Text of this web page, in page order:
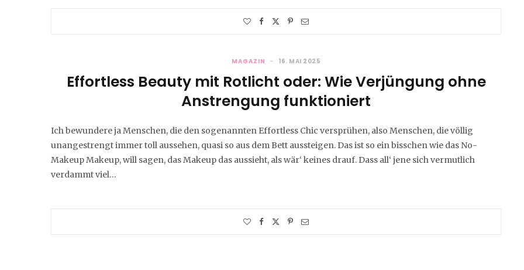
MAGAZIN 16. MAI 2025
Effortless Beauty mit Rotlicht oder: Wie Verjüngung ohne
Anstrengung funktioniert
Ich bewundere ja Menschen, die den sogenannten Effortless Chic versprühen, also Menschen, die völlig
unangestrengt immer toll aussehen, quasi so aus dem Bett aussteigen. Das ist so ein bisschen wie das No-
Makeup Makeup, will sagen, das Makeup das aussieht, als wär‘ keines drauf. Dass all‘ jene sich vermutlich
verdammt viel…